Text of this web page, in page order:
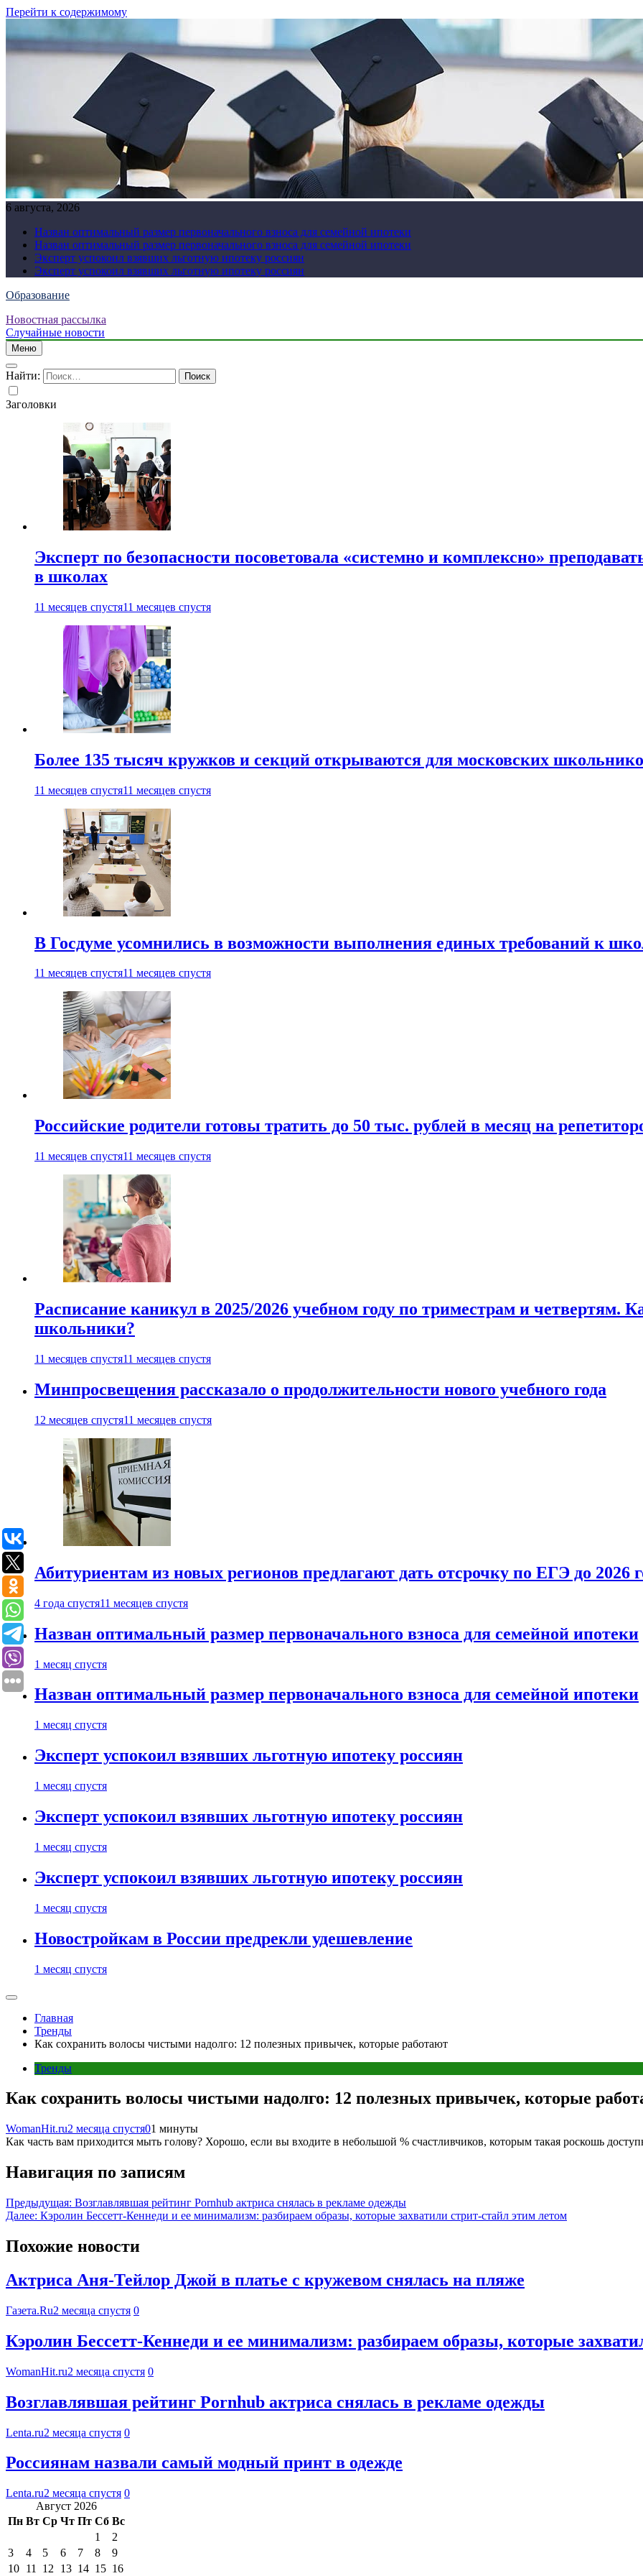
Перейти к содержимому
6 августа, 2026
Назван оптимальный размер первоначального взноса для семейной ипотеки
Назван оптимальный размер первоначального взноса для семейной ипотеки
Эксперт успокоил взявших льготную ипотеку россиян
Эксперт успокоил взявших льготную ипотеку россиян
Образование
Новостная рассылка
Случайные новости
Меню
Найти:
Заголовки
Эксперт по безопасности посоветовала «системно и комплексно»
в школах
11 месяцев спустя11 месяцев спустя
Более 135 тысяч кружков и секций открываются для московских
11 месяцев спустя11 месяцев спустя
В Госдуме усомнились в возможности выполнения единых требований к
11 месяцев спустя11 месяцев спустя
Российские родители готовы тратить до 50 тыс. рублей в месяц на
11 месяцев спустя11 месяцев спустя
Расписание каникул в 2025/2026 учебном году по триместрам и четвертям.
школьники?
11 месяцев спустя11 месяцев спустя
Минпросвещения рассказало о продолжительности нового учебного года
12 месяцев спустя11 месяцев спустя
Абитуриентам из новых регионов предлагают дать отсрочку по ЕГЭ до 2026
4 года спустя11 месяцев спустя
Назван оптимальный размер первоначального взноса для семейной ипотеки
1 месяц спустя
Назван оптимальный размер первоначального взноса для семейной ипотеки
1 месяц спустя
Эксперт успокоил взявших льготную ипотеку россиян
1 месяц спустя
Эксперт успокоил взявших льготную ипотеку россиян
1 месяц спустя
Эксперт успокоил взявших льготную ипотеку россиян
1 месяц спустя
Новостройкам в России предрекли удешевление
1 месяц спустя
Главная
Тренды
Как сохранить волосы чистыми надолго: 12 полезных привычек, которые работают
Тренды
Как сохранить волосы чистыми надолго: 12 полезных привычек, которые
WomanHit.ru2 месяца спустя01 минуты
Как часть вам приходится мыть голову? Хорошо, если вы входите в небольшой % счастливчиков, которым такая роскошь
Навигация по записям
Предыдущая: Возглавлявшая рейтинг Pornhub актриса снялась в рекламе одежды
Далее: Кэролин Бессетт-Кеннеди и ее минимализм: разбираем образы, которые захватили стрит-стайл этим летом
Похожие новости
Актриса Аня-Тейлор Джой в платье с кружевом снялась на пляже
Газета.Ru2 месяца спустя 0
Кэролин Бессетт-Кеннеди и ее минимализм: разбираем образы, которые
WomanHit.ru2 месяца спустя 0
Возглавлявшая рейтинг Pornhub актриса снялась в рекламе одежды
Lenta.ru2 месяца спустя 0
Россиянам назвали самый модный принт в одежде
Lenta.ru2 месяца спустя 0
Август 2026
Пн Вт Ср Чт Пт Сб Вс
1
2
3
4 5 6 7 8
9
10 11 12 13 14 15 16